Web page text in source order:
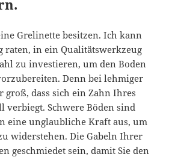
Grelinette besitzen. Ich kann
raten, in ein Qualitätswerkzeug
zu investieren, um den Boden
Denn bei lehmiger
groß, dass sich ein Zahn Ihres
verbiegt. Schwere Böden sind
eine unglaubliche Kraft aus, um
widerstehen. Die Gabeln Ihrer
geschmiedet sein, damit Sie den